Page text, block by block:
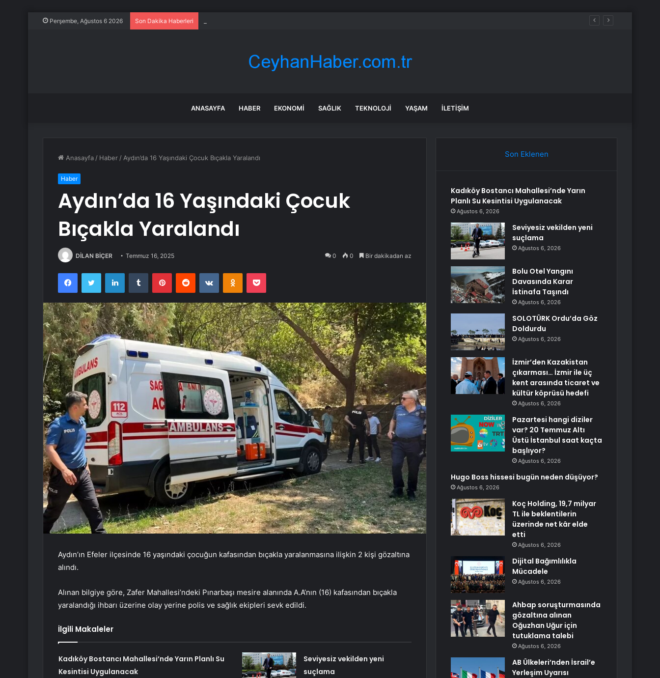
Perşembe, Ağustos 6 2026 Son Dakika Haberleri
ANASAYFA HABER EKONOMI SAĞLIK TEKNOLOJI YAŞAM İLETIŞIM
Anasayfa / Haber / Aydın’da 16 Yaşındaki Çocuk Bıçakla Yaralandı
Haber
Aydın’da 16 Yaşındaki Çocuk
Bıçakla Yaralandı
DİLAN BİÇER Temmuz 16, 2025 0 0 Bir dakikadan az
FacebookTwitter LinkedInTumblr PinterestReddit VKontakteOdnoklassniki
Pocket
Aydın’ın Efeler ilçesinde 16 yaşındaki çocuğun kafasından bıçakla yaralanmasına ilişkin 2 kişi gözaltına
alındı.
Alınan bilgiye göre, Zafer Mahallesi’ndeki Pınarbaşı mesire alanında A.A’nın (16) kafasından bıçakla
yaralandığı ihbarı üzerine olay yerine polis ve sağlık ekipleri sevk edildi.
İlgili Makaleler
Kadıköy Bostancı Mahallesi’nde Yarın Planlı Su
Kesintisi Uygulanacak
Seviyesiz vekilden yeni
suçlama
Son Eklenen
Kadıköy Bostancı Mahallesi’nde Yarın
Planlı Su Kesintisi Uygulanacak
Ağustos 6, 2026
Seviyesiz vekilden yeni
suçlama
Ağustos 6, 2026
Bolu Otel Yangını
Davasında Karar
İstinafa Taşındı
Ağustos 6, 2026
SOLOTÜRK Ordu’da Göz
Doldurdu
Ağustos 6, 2026
İzmir’den Kazakistan
çıkarması… İzmir ile üç
kent arasında ticaret ve
kültür köprüsü hedefi
Ağustos 6, 2026
Pazartesi hangi diziler
var? 20 Temmuz Altı
Üstü İstanbul saat kaçta
başlıyor?
Ağustos 6, 2026
Hugo Boss hissesi bugün neden düşüyor?
Ağustos 6, 2026
Koç Holding, 19,7 milyar
TL ile beklentilerin
üzerinde net kâr elde
etti
Ağustos 6, 2026
Dijital Bağımlılıkla
Mücadele
Ağustos 6, 2026
Ahbap soruşturmasında
gözaltına alınan
Oğuzhan Uğur için
tutuklama talebi
Ağustos 6, 2026
AB Ülkeleri’nden İsrail’e
Yerleşim Uyarısı